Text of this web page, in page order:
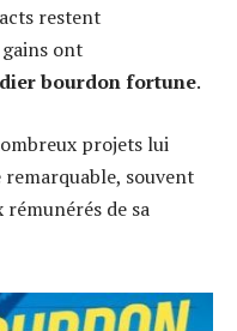
restent
ont
bourdon fortune.
projets lui
souvent
de sa